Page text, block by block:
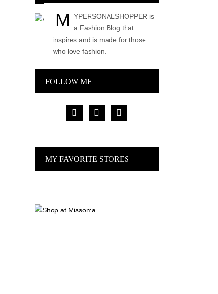
M
YPERSONALSHOPPER is
a Fashion Blog that
inspires and is made for those
who love fashion.
FOLLOW ME
facebook pinterest instagram
MY FAVORITE STORES